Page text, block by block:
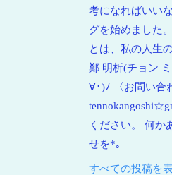
考になればいい
グを始めました
とは、私の人生
鄭 明析(チョン
∀･)ﾉ 〈お問い合
ください。 何か
せを*｡
すべての投稿を